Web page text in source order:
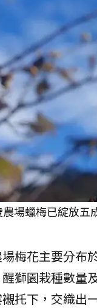
農場蠟梅已綻放五
梅花主要分布
獅園栽種數量
托下，交織出